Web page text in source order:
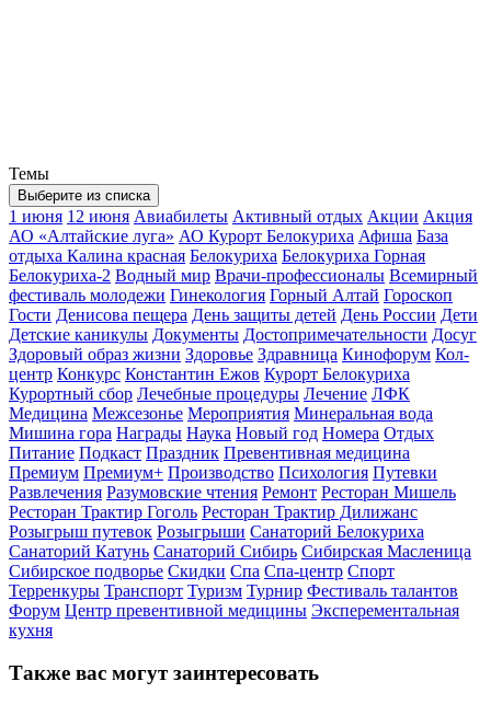
Темы
Выберите из списка
1 июня 12 июня Авиабилеты Активный отдых Акции Акция
АО «Алтайские луга» АО Курорт Белокуриха Афиша База
отдыха Калина красная Белокуриха Белокуриха Горная
Белокуриха-2 Водный мир Врачи-профессионалы Всемирный
фестиваль молодежи Гинекология Горный Алтай Гороскоп
Гости Денисова пещера День защиты детей День России Дети
Детские каникулы Документы Достопримечательности Досуг
Здоровый образ жизни Здоровье Здравница Кинофорум Кол-
центр Конкурс Константин Ежов Курорт Белокуриха
Курортный сбор Лечебные процедуры Лечение ЛФК
Медицина Межсезонье Мероприятия Минеральная вода
Мишина гора Награды Наука Новый год Номера Отдых
Питание Подкаст Праздник Превентивная медицина
Премиум Премиум+ Производство Психология Путевки
Развлечения Разумовские чтения Ремонт Ресторан Мишель
Ресторан Трактир Гоголь Ресторан Трактир Дилижанс
Розыгрыш путевок Розыгрыши Санаторий Белокуриха
Санаторий Катунь Санаторий Сибирь Сибирская Масленица
Сибирское подворье Скидки Спа Спа-центр Спорт
Терренкуры Транспорт Туризм Турнир Фестиваль талантов
Форум Центр превентивной медицины Эксперементальная
кухня
Также вас могут заинтересовать